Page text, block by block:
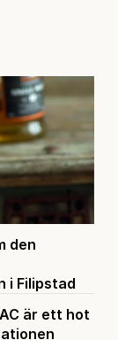
den
i Filipstad
är ett hot